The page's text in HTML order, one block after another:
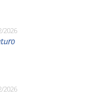
2026
2026